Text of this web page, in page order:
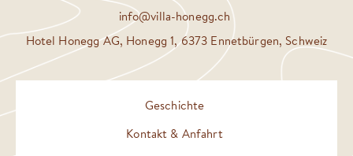
info@villa-honegg.ch
Hotel Honegg AG, Honegg 1, 6373 Ennetbürgen, Schweiz
Geschichte
Kontakt & Anfahrt